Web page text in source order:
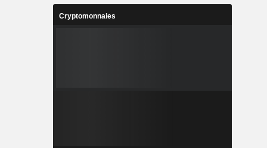
Cryptomonnaies